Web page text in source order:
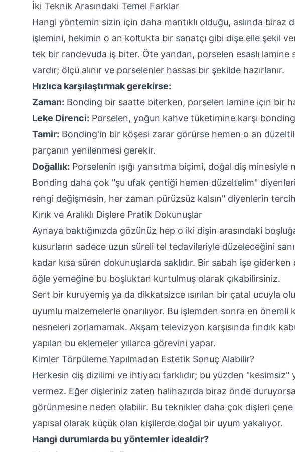
İki Teknik Arasındaki Temel Farklar
Hangi yöntemin sizin için daha mantıklı olduğu, aslında biraz
işlemini, hekimin o an koltukta bir sanatçı gibi dişe elle şekil
tek bir randevuda iş biter. Öte yandan, porselen esaslı lamine
vardır; ölçü alınır ve porselenler hassas bir şekilde hazırlanır.
Hızlıca karşılaştırmak gerekirse:
Zaman: Bonding bir saatte biterken, porselen lamine için bir
Leke Direnci: Porselen, yoğun kahve tüketimine karşı
Tamir: Bonding'in bir köşesi zarar görürse hemen o an
parçanın yenilenmesi gerekir.
Doğallık: Porselenin ışığı yansıtma biçimi, doğal diş
Bonding daha çok "şu ufak çentiği hemen düzeltelim"
rengi değişmesin, her zaman pürüzsüz kalsın" diyenlerin
Kırık ve Aralıklı Dişlere Pratik Dokunuşlar
Aynaya baktığınızda gözünüz hep o iki dişin arasındaki
kusurların sadece uzun süreli tel tedavileriyle düzeleceğini
kadar kısa süren dokunuşlarda saklıdır. Bir sabah işe
öğle yemeğine bu boşluktan kurtulmuş olarak çıkabilirsiniz.
Sert bir kuruyemiş ya da dikkatsizce ısırılan bir çatal ucuyla
uyumlu malzemelerle onarılıyor. Bu işlemden sonra en
nesneleri zorlamamak. Akşam televizyon karşısında fındık
yapılan bu eklemeler yıllarca görevini yapar.
Kimler Törpüleme Yapılmadan Estetik Sonuç Alabilir?
Herkesin diş dizilimi ve ihtiyacı farklıdır; bu yüzden "kesimsiz"
vermez. Eğer dişleriniz zaten halihazırda biraz önde
görünmesine neden olabilir. Bu teknikler daha çok dişleri
yapısal olarak küçük olan kişilerde doğal bir uyum yakalıyor.
Hangi durumlarda bu yöntemler idealdir?